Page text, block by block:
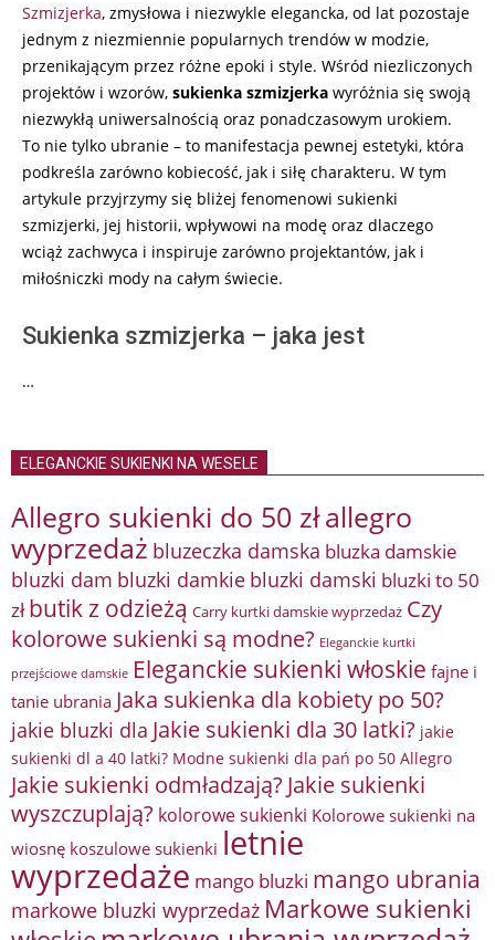
Szmizjerka, zmysłowa i niezwykle elegancka, od lat pozostaje
jednym z niezmiennie popularnych trendów w modzie,
przenikającym przez różne epoki i style. Wśród niezliczonych
projektów i wzorów, sukienka szmizjerka wyróżnia się swoją
niezwykłą uniwersalnością oraz ponadczasowym urokiem.
To nie tylko ubranie – to manifestacja pewnej estetyki, która
podkreśla zarówno kobiecość, jak i siłę charakteru. W tym
artykule przyjrzymy się bliżej fenomenowi sukienki
szmizjerki, jej historii, wpływowi na modę oraz dlaczego
wciąż zachwyca i inspiruje zarówno projektantów, jak i
miłośniczki mody na całym świecie.
Sukienka szmizjerka – jaka jest
…
ELEGANCKIE SUKIENKI NA WESELE
Allegro sukienki do 50 złallegro
wyprzedaż bluzeczka damska bluzka damskie
bluzki dam bluzki damkie bluzki damski bluzki to 50
zł butik z odzieżą Carry kurtki damskie wyprzedaż Czy
kolorowe sukienki są modne? Eleganckie kurtki
przejściowe damskie Eleganckie sukienki włoskie fajne i
tanie ubrania Jaka sukienka dla kobiety po 50?
jakie bluzki dla Jakie sukienki dla 30 latki? jakie
sukienki dl a 40 latki? Modne sukienki dla pań po 50 Allegro
Jakie sukienki odmładzają? Jakie sukienki
wyszczuplają? kolorowe sukienki Kolorowe sukienki na
wiosnę koszulowe sukienki letnie
wyprzedaże mango bluzki mango ubrania
markowe bluzki wyprzedaż Markowe sukienki